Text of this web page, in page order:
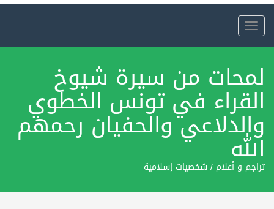
Toggle
navigation
لمحات من سيرة شيوخ
القراء في تونس الخطوي
والدلاعي والحفيان رحمهم
الله
تراجم و أعلام / شخصيات إسلامية